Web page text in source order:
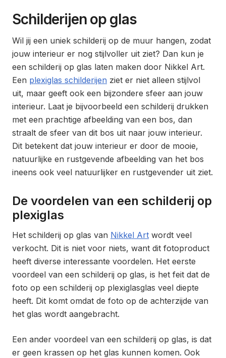
Schilderijen op glas
Wil jij een uniek schilderij op de muur hangen, zodat
jouw interieur er nog stijlvoller uit ziet? Dan kun je
een schilderij op glas laten maken door Nikkel Art.
Een plexiglas schilderijen ziet er niet alleen stijlvol
uit, maar geeft ook een bijzondere sfeer aan jouw
interieur. Laat je bijvoorbeeld een schilderij drukken
met een prachtige afbeelding van een bos, dan
straalt de sfeer van dit bos uit naar jouw interieur.
Dit betekent dat jouw interieur er door de mooie,
natuurlijke en rustgevende afbeelding van het bos
ineens ook veel natuurlijker en rustgevender uit ziet.
De voordelen van een schilderij op
plexiglas
Het schilderij op glas van Nikkel Art wordt veel
verkocht. Dit is niet voor niets, want dit fotoproduct
heeft diverse interessante voordelen. Het eerste
voordeel van een schilderij op glas, is het feit dat de
foto op een schilderij op plexiglasglas veel diepte
heeft. Dit komt omdat de foto op de achterzijde van
het glas wordt aangebracht.
Een ander voordeel van een schilderij op glas, is dat
er geen krassen op het glas kunnen komen. Ook